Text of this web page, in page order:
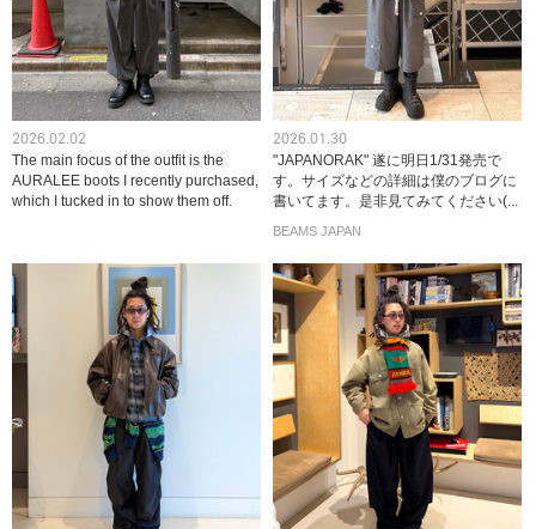
2026.02.02
The main focus of the outfit is the
AURALEE boots I recently purchased,
which I tucked in to show them off.
2026.01.30
"JAPANORAK" 遂に明日1/31発売で
す。サイズなどの詳細は僕のブログに
書いてます。是非見てみてください(...
BEAMS JAPAN